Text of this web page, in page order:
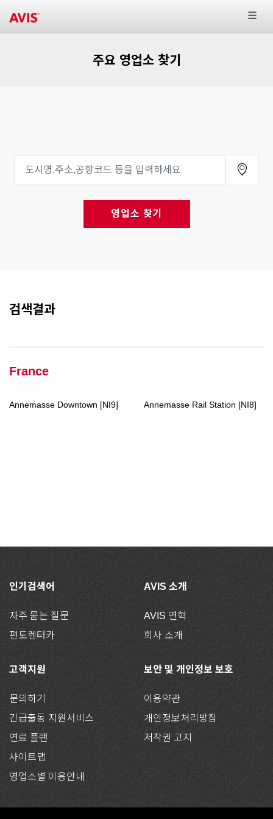
주요 영업소 찾기
영업소 찾기
검색결과
France
Annemasse Downtown [NI9] Annemasse Rail Station [NI8]
인기검색어
자주 묻는 질문
편도렌터카
AVIS 소개
AVIS 연혁
회사 소개
고객지원
문의하기
긴급출동 지원서비스
연료 플랜
사이트맵
영업소별 이용안내
보안 및 개인정보 보호
이용약관
개인정보처리방침
저작권 고지